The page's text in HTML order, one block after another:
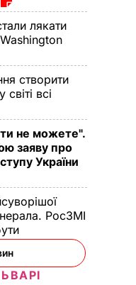
лякати
Washington
створити
всі
не можете".
заяву про
України
РосЗМІ